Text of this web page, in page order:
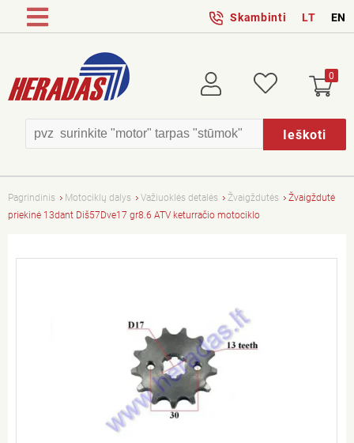
Skambinti LT EN
Ieškoti
Prisijungti Patikusios 0
Pagrindinis Motociklų dalys Važiuoklės detalės Žvaigždutės
Žvaigždutė
priekinė 13dant Diš57Dve17 gr8.6 ATV keturračio motociklo